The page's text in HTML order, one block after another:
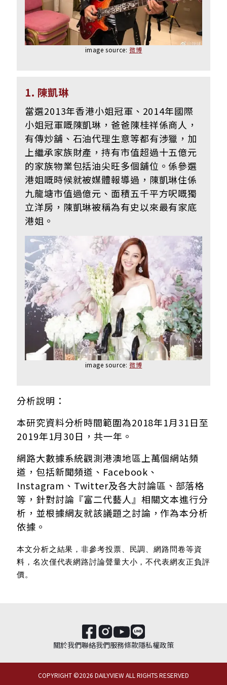
image source: 微博
1. 陳凱琳
當選2013年香港小姐冠軍、2014年國際
小姐冠軍嘅陳凱琳，爸爸陳桂祥係商人，
有傳炒舖、石油代理生意等都有涉獵，加
上繼承家族財產，持有市值超過十五億元
的家族物業包括油尖旺多個舖位。係參選
港姐嘅時候就被媒體報導過，陳凱琳住係
九龍塘市值過億元、面積五千平方呎嘅獨
立洋房，陳凱琳被稱為有史以來最有家底
港姐。
image source: 微博
分析說明：
本研究資料分析時間範圍為2018年1月31日至
2019年1月30日，共一年。
網路大數據系統觀測港澳地區上萬個網站頻
道，包括新聞頻道、Facebook、
Instagram、Twitter及各大討論區、部落格
等，針對討論『富二代藝人』相關文本進行分
析，並根據網友就該議題之討論，作為本分析
依據。
本文分析之結果，非參考投票、民調、網路問卷等資
料，名次僅代表網路討論聲量大小，不代表網友正負評
價。
關於我們聯絡我們服務條款隱私權政策
COPYRIGHT ©2026 DAILYVIEW ALL RIGHTS RESERVED